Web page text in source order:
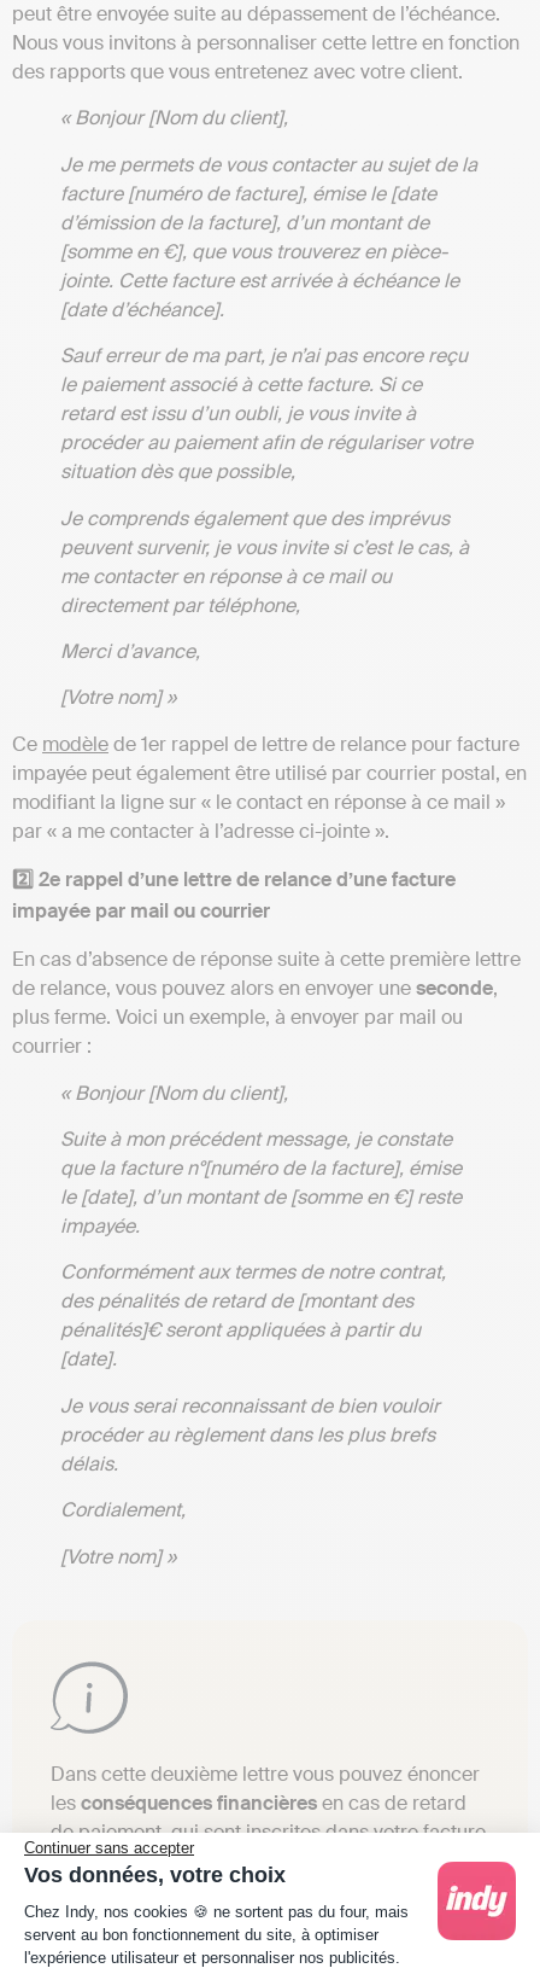
Continuer sans accepter
Vos données, votre choix
Plateforme de Gestion du Consentement :
Chez Indy, nos cookies 🍪 ne sortent pas du four, mais
servent au bon fonctionnement du site, à optimiser
l'expérience utilisateur et personnaliser nos publicités.
peut être envoyée suite au dépassement de l’échéance.
Nous vous invitons à personnaliser cette lettre en fonction
des rapports que vous entretenez avec votre client.
« Bonjour [Nom du client],
Je me permets de vous contacter au sujet de la
facture [numéro de facture], émise le [date
d’émission de la facture], d’un montant de
[somme en €], que vous trouverez en pièce-
jointe. Cette facture est arrivée à échéance le
[date d’échéance].
Sauf erreur de ma part, je n’ai pas encore reçu
le paiement associé à cette facture. Si ce
retard est issu d’un oubli, je vous invite à
procéder au paiement afin de régulariser votre
situation dès que possible,
Je comprends également que des imprévus
peuvent survenir, je vous invite si c’est le cas, à
me contacter en réponse à ce mail ou
directement par téléphone,
Merci d’avance,
[Votre nom] »
Ce modèlede 1er rappel de lettre de relance pour facture
impayée peut également être utilisé par courrier postal, en
modifiant la ligne sur « le contact en réponse à ce mail »
par « a me contacter à l’adresse ci-jointe ».
2️⃣ 2e rappel d’une lettre de relance d’une facture
impayée par mail ou courrier
En cas d’absence de réponse suite à cette première lettre
de relance, vous pouvez alors en envoyer uneseconde,
plus ferme. Voici un exemple, à envoyer par mail ou
courrier :
« Bonjour [Nom du client],
Suite à mon précédent message, je constate
que la facture n°[numéro de la facture], émise
le [date], d’un montant de [somme en €] reste
impayée.
Conformément aux termes de notre contrat,
des pénalités de retard de [montant des
pénalités]€ seront appliquées à partir du
[date].
Je vous serai reconnaissant de bien vouloir
procéder au règlement dans les plus brefs
délais.
Cordialement,
[Votre nom] »
Dans cette deuxième lettre vous pouvez énoncer
lesconséquences financièresen cas de retard
de paiement, qui sont inscrites dans votre facture
impayée.